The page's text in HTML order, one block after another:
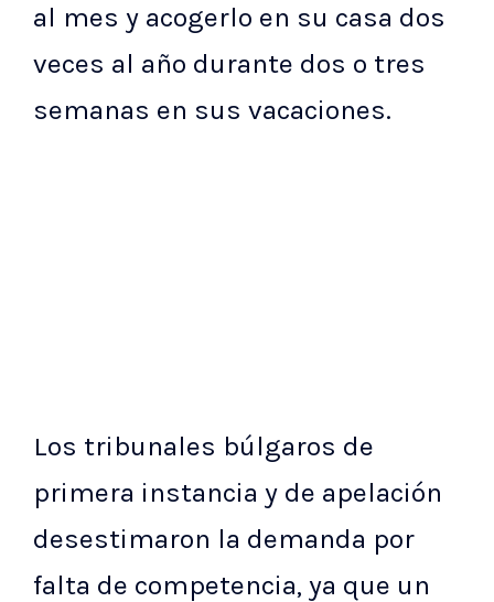
al mes y acogerlo en su casa dos
veces al año durante dos o tres
semanas en sus vacaciones.
Los tribunales búlgaros de
primera instancia y de apelación
desestimaron la demanda por
falta de competencia, ya que un